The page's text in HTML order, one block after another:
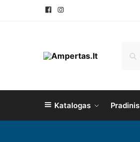
Katalogas Pradinis